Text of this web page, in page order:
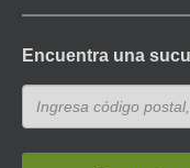
Encuentra una